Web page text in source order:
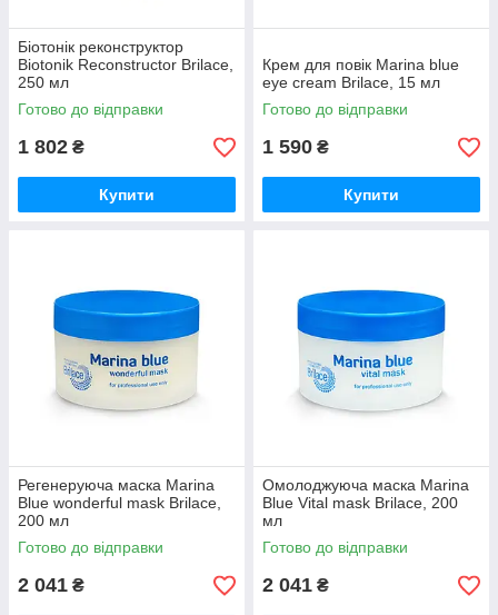
Біотонік реконструктор
Biotonik Reconstructor Brilace,
250 мл
Готово до відправки
1 802 ₴
Купити
Крем для повік Marina blue
eye cream Brilace, 15 мл
Готово до відправки
1 590 ₴
Купити
Регенеруюча маска Marina
Blue wonderful mask Brilace,
200 мл
Готово до відправки
2 041 ₴
Омолоджуюча маска Marina
Blue Vital mask Brilace, 200
мл
Готово до відправки
2 041 ₴